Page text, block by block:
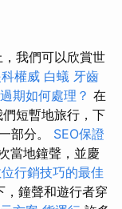
我們可以欣賞世
權威 白蟻 牙齒
期如何處理？ 在
短暫地旅行，下
部分。 SEO保證
當地鐘聲，並慶
行銷技巧的最佳
，鐘聲和遊行者穿